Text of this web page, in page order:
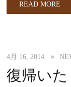
READ MORE
4月 16, 2014
復帰いた